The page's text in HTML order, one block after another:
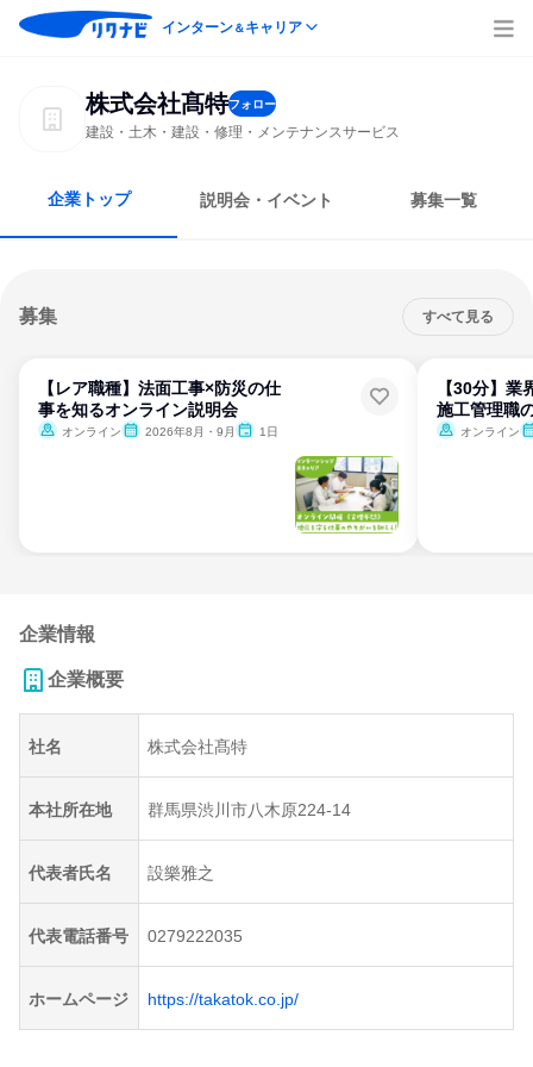
インターン＆キャリア
株式会社髙特フォロー
建設・土木・建設・修理・メンテナンスサービス
企業トップ 説明会・イベント 募集一覧
募集 すべて見る
【レア職種】法面工事×防災の仕
事を知るオンライン説明会
オンライン 2026年8月・9月 1日
【30分】業
施工管理職
オンライン
企業情報
企業概要
社名 株式会社髙特
本社所在地 群馬県渋川市八木原224-14
代表者氏名 設樂雅之
代表電話番号 0279222035
ホームページ https://takatok.co.jp/